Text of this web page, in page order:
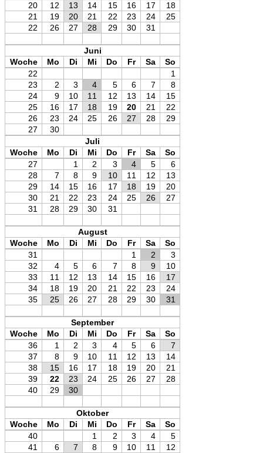
20
12 13 14 15 16 17
18
21
19 20 21 22 23 24
25
22
26 27 28 29 30 31
Juni
Woche
Mo Di Mi Do Fr Sa
So
22
1
23
2 3 4 5 6 7
8
24
9 10 11 12 13 14
15
25
16 17 18 19 20 21
22
26
23 24 25 26 27 28
29
27
30
Juli
Woche
Mo Di Mi Do Fr Sa
So
27
1 2 3 4 5
6
28
7 8 9 10 11 12
13
29
14 15 16 17 18 19
20
30
21 22 23 24 25 26
27
31
28 29 30 31
August
Woche
Mo Di Mi Do Fr Sa
So
31
1 2
3
32
4 5 6 7 8 9
10
33
11 12 13 14 15 16
17
34
18 19 20 21 22 23
24
35
25 26 27 28 29 30 31
September
Woche
Mo Di Mi Do Fr Sa
So
36
1 2 3 4 5 6
7
37
8 9 10 11 12 13
14
38
15 16 17 18 19 20
21
39
22 23 24 25 26 27
28
40
29 30
Oktober
Woche
Mo Di Mi Do Fr Sa
So
40
1 2 3 4
5
41
6 7 8 9 10 11
12